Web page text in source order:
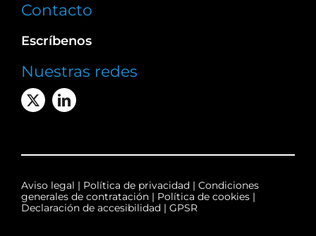
Contacto
Escríbenos
Nuestras redes
Aviso legal | Política de privacidad | Condiciones
generales de contratación| Política de cookies|
Declaración de accesibilidad| GPSR